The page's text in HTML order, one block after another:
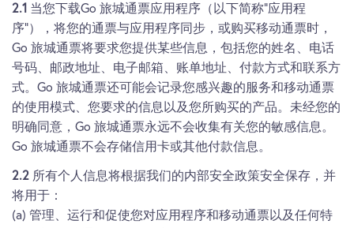
2.1 当您下载Go 旅城通票应用程序（以下简称“应用程
序”），将您的通票与应用程序同步，或购买移动通票时，
Go 旅城通票将要求您提供某些信息，包括您的姓名、电话
号码、邮政地址、电子邮箱、账单地址、付款方式和联系方
式。Go 旅城通票还可能会记录您感兴趣的服务和移动通票
的使用模式、您要求的信息以及您所购买的产品。未经您的
明确同意，Go 旅城通票永远不会收集有关您的敏感信息。
Go 旅城通票不会存储信用卡或其他付款信息。
2.2 所有个人信息将根据我们的内部安全政策安全保存，并
将用于：
(a) 管理、运行和促使您对应用程序和移动通票以及任何特